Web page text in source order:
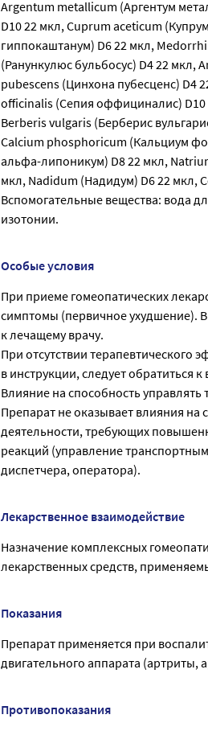
Argentum metallicum (Аргентум
D10 22 мкл, Cuprum aceticum
гиппокаштанум) D6 22 мкл,
(Ранункулюс бульбосус) D4 22
pubescens (Цинхона пубесценс) D4
officinalis (Сепия оффициналис)
Berberis vulgaris (Берберис
Calcium phosphoricum (Кальциум
альфа-липоникум) D8 22 мкл,
мкл, Nadidum (Надидум) D6 22 мкл,
Вспомогательные вещества: вода
изотонии.
Особые условия
При приеме гомеопатических
симптомы (первичное ухудшение). В
к лечащему врачу.
При отсутствии
в инструкции, следует обратиться к
Влияние на способность
Препарат не оказывает влияния
деятельности, требующих
реакций (управление
диспетчера, оператора).
Лекарственное взаимодействие
Назначение комплексных
лекарственных средств,
Показания
Препарат применяется при
двигательного аппарата (артриты,
Противопоказания